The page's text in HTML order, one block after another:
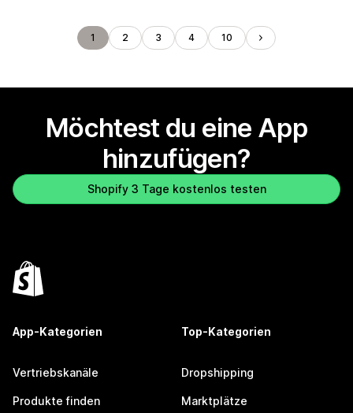
1 2 3 4 10
Möchtest du eine App
hinzufügen?
Shopify 3 Tage kostenlos testen
App-Kategorien
Vertriebskanäle
Produkte finden
Top-Kategorien
Dropshipping
Marktplätze